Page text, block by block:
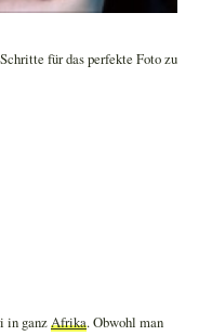
für das perfekte Foto zu
in ganzAfrika. Obwohl man